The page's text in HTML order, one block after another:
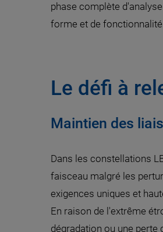
phase complète
forme et de
Le défi à
Maintien des
Dans les constellations
faisceau malgré les
exigences uniques et
En raison de l'extrême
dégradation ou une perte